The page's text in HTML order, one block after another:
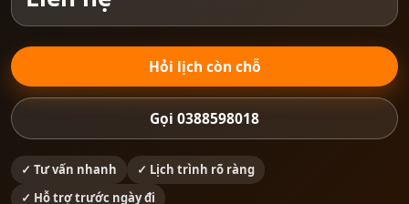
Hỏi lịch còn chỗ
Gọi 0388598018
✓ Tư vấn nhanh
✓ Lịch trình rõ ràng
✓ Hỗ trợ trước ngày đi